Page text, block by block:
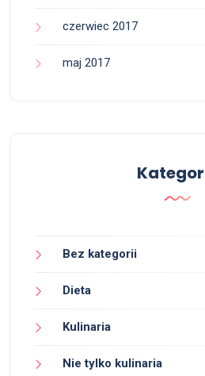
czerwiec 2017
maj 2017
Bez kategorii
Dieta
Kulinaria
Nie tylko kulinaria